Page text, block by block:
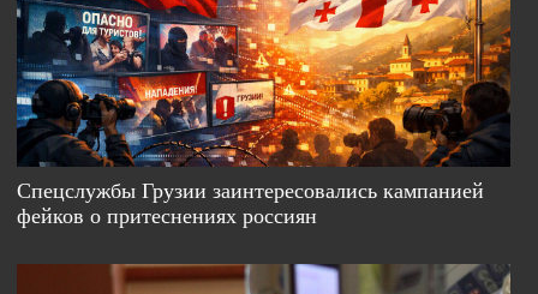
Спецслужбы Грузии заинтересовались кампанией
фейков о притеснениях россиян